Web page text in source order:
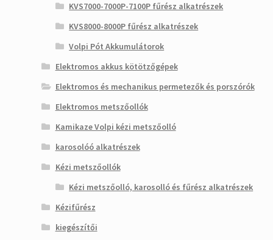
KVS7000-7000P-7100P fűrész alkatrészek
KVS8000-8000P fűrész alkatrészek
Volpi Pót Akkumulátorok
Elektromos akkus kötötzőgépek
Elektromos és mechanikus permetezők és porszórók
Elektromos metszőollók
Kamikaze Volpi kézi metszőolló
karosolóó alkatrészek
Kézi metszőollók
Kézi metszőolló, karosolló és fűrész alkatrészek
Kézifűrész
kiegészítői